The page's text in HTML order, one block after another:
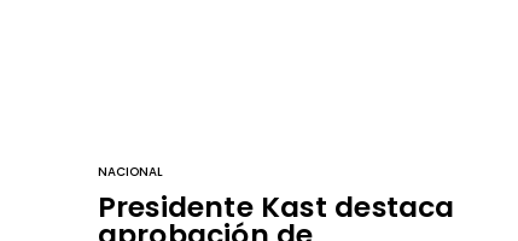
NACIONAL
Presidente Kast destaca